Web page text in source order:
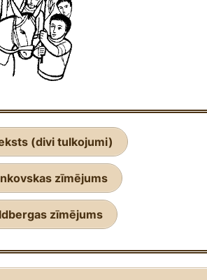
(divi tulkojumi)
zīmējums
zīmējums